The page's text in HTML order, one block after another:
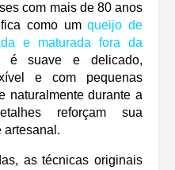
com mais de 80 anos
como umqueijo de
e maturada fora da
é suave e delicado,
e com pequenas
naturalmente durante a
reforçam sua
artesanal.
as técnicas originais